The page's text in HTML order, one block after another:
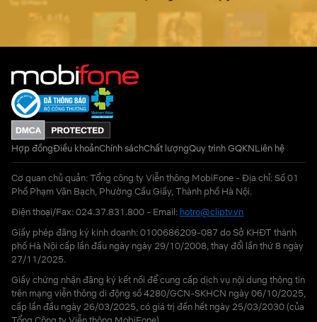
Hợp đồngĐiều khoảnChính sáchChất lượngQuy trình GQKNLiên hệ
Cơ quan chủ quản: Tổng công ty Viễn thông MobiFone - Địa chỉ: Số 01
Phố Phạm Văn Bạch, Phường Cầu Giấy, Thành phố Hà Nội.
Điện thoại/Fax: 024.37.831.800 - Email: hotro@cliptv.vn
Giấy phép đăng ký kinh doanh: 0100686209-087 do Sở KHĐT thành
phố Hà Nội cấp lần đầu ngày ngày 29/10/2008, thay đổi lần thứ 8 ngày
27/11/2025.
Giấy chứng nhận đăng ký kết nối để cung cấp dịch vụ nội dung thông tin
trên mạng viễn thông di động số 4280/GCN-SKHCN ngày 06/10/2025,
cấp lần đầu ngày 26/03/2025, có giá trị đến hết ngày 25/03/2030 (của